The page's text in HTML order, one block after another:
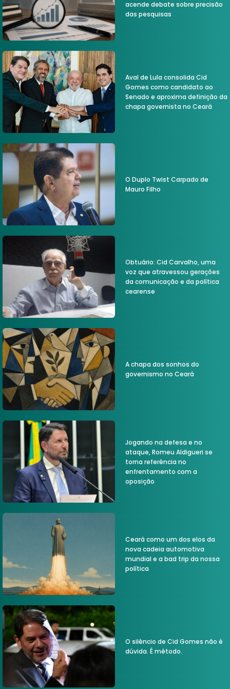
acende debate sobre precisão
das pesquisas
Aval de Lula consolida Cid
Gomes como candidato ao
Senado e aproxima definição da
chapa governista no Ceará
O Duplo Twist Carpado de
Mauro Filho
Obtuário: Cid Carvalho, uma
voz que atravessou gerações
da comunicação e da política
cearense
A chapa dos sonhos do
governismo no Ceará
Jogando na defesa e no
ataque, Romeu Aldigueri se
torna referência no
enfrentamento com a
oposição
Ceará como um dos elos da
nova cadeia automotiva
mundial e a bad trip da nossa
política
O silêncio de Cid Gomes não é
dúvida. É método.